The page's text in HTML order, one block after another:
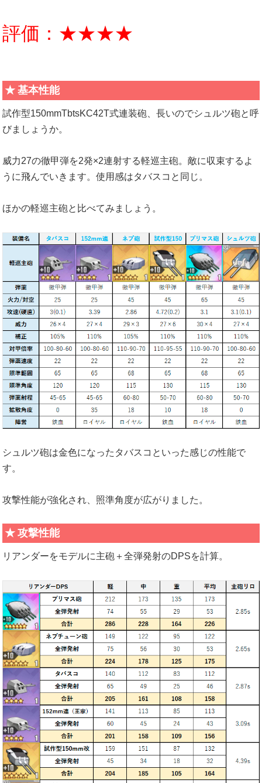
評価：★★★★
基本性能
試作型150mmTbtsKC42T式連装砲、長いのでシュルツ砲と呼
びましょうか。
威力27の徹甲弾を2発×2連射する軽巡主砲。敵に収束するよ
うに飛んでいきます。使用感はタバスコと同じ。
ほかの軽巡主砲と比べてみましょう。
シュルツ砲は金色になったタバスコといった感じの性能で
す。
攻撃性能が強化され、照準角度が広がりました。
攻撃性能
リアンダーをモデルに主砲＋全弾発射のDPSを計算。